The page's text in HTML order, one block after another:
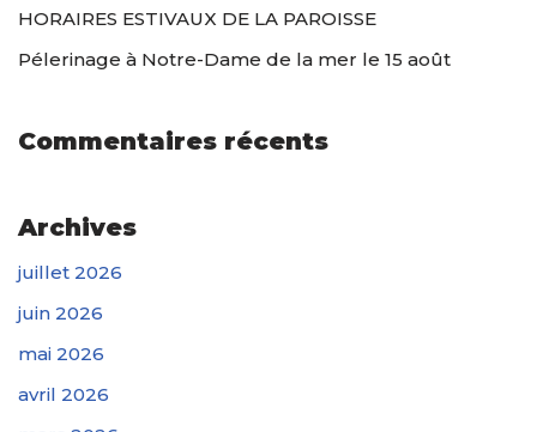
HORAIRES ESTIVAUX DE LA PAROISSE
Pélerinage à Notre-Dame de la mer le 15 août
Commentaires récents
Archives
juillet 2026
juin 2026
mai 2026
avril 2026